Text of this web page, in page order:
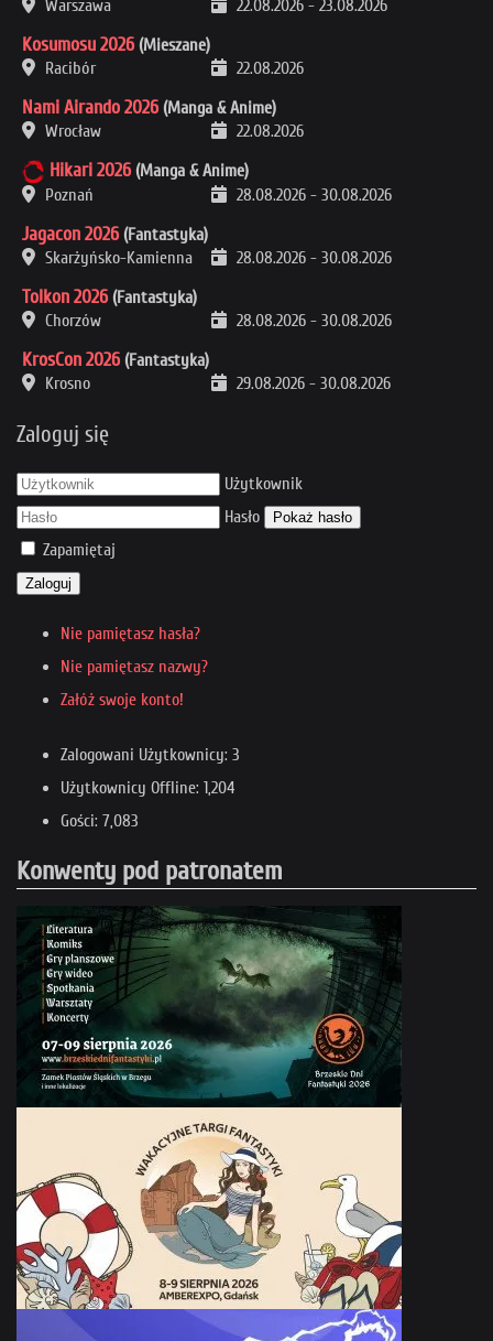
Warszawa
22.08.2026 - 23.08.2026
Kosumosu 2026 (Mieszane)
Racibór
22.08.2026
Nami Airando 2026 (Manga & Anime)
Wrocław
22.08.2026
Hikari 2026 (Manga & Anime)
Poznań
28.08.2026 - 30.08.2026
Jagacon 2026 (Fantastyka)
Skarżyńsko-Kamienna
28.08.2026 - 30.08.2026
Tolkon 2026 (Fantastyka)
Chorzów
28.08.2026 - 30.08.2026
KrosCon 2026 (Fantastyka)
Krosno
29.08.2026 - 30.08.2026
Zaloguj się
Użytkownik
Hasło
Pokaż hasło
Zapamiętaj
Zaloguj
Nie pamiętasz hasła?
Nie pamiętasz nazwy?
Załóż swoje konto!
Zalogowani Użytkownicy: 3
Użytkownicy Offline: 1,204
Gości: 7,083
Konwenty pod patronatem